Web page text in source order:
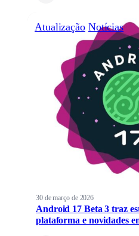
Atualização Notícias
30 de março de 2026
Android 17 Beta 3 traz
plataforma e novidades